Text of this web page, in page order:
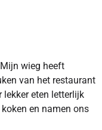
wieg heeft
van het restaurant
lekker eten letterlijk
en namen ons